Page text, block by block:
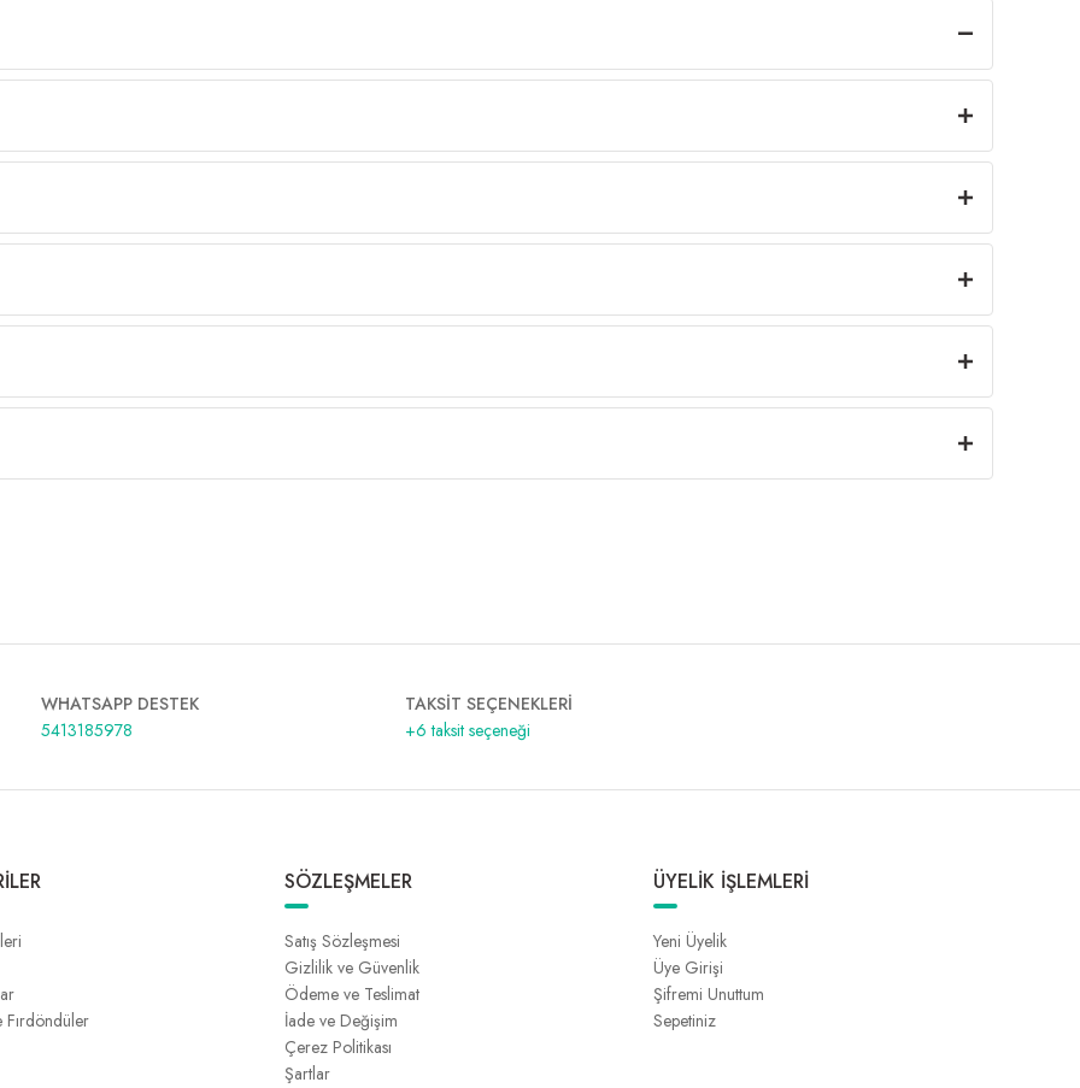
WHATSAPP DESTEK
5413185978
TAKSİT SEÇENEKLERİ
+6 taksit seçeneği
Fırdöndüler
SÖZLEŞMELER
Satış Sözleşmesi
Gizlilik ve Güvenlik
Ödeme ve Teslimat
İade ve Değişim
Çerez Politikası
Şartlar
ÜYELİK İŞLEMLERİ
Yeni Üyelik
Üye Girişi
Şifremi Unuttum
Sepetiniz